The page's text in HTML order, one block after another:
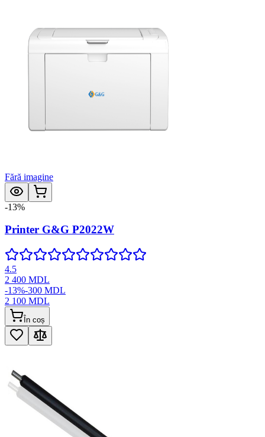
Fără imagine
-13%
Printer G&G P2022W
4.5
2 400 MDL
-13%-300 MDL
2 100 MDL
În coș